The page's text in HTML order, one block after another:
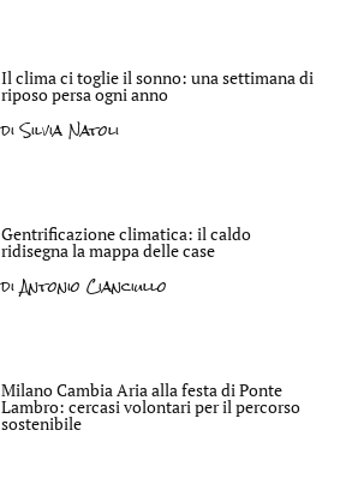
Il clima ci toglie il sonno: una settimana di
riposo persa ogni anno
diSilvia Natoli
Gentrificazione climatica: il caldo
ridisegna la mappa delle case
diAntonio Cianciullo
Milano Cambia Aria alla festa di Ponte
Lambro: cercasi volontari per il percorso
sostenibile